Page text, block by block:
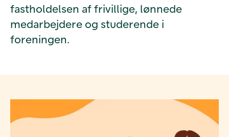
fastholdelsen af frivillige, lønnede
medarbejdere og studerende i
foreningen.